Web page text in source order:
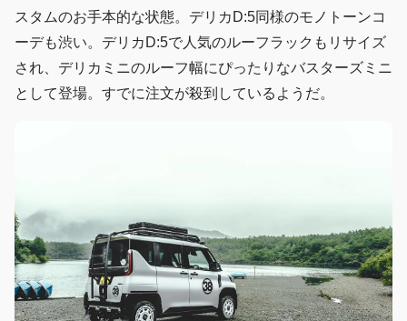
スタムのお手本的な状態。デリカD:5同様のモノトーンコ
ーデも渋い。デリカD:5で人気のルーフラックもリサイズ
され、デリカミニのルーフ幅にぴったりなバスターズミニ
として登場。すでに注文が殺到しているようだ。